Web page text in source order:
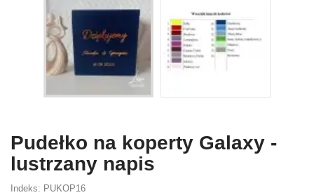
Pudełko na koperty Galaxy -
lustrzany napis
Indeks: PUKOP16